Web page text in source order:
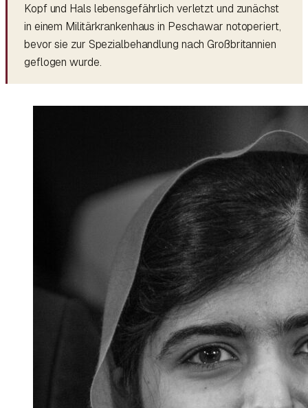
Kopf und Hals lebensgefährlich verletzt und zunächst
in einem Militärkrankenhaus in Peschawar notoperiert,
bevor sie zur Spezialbehandlung nach Großbritannien
geflogen wurde.